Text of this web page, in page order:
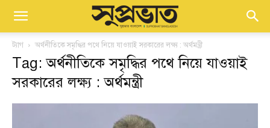
ট্যাগ অর্থনীতিকে সমৃদ্ধির পথে নিয়ে যাওয়াই সরকারের লক্ষ্য : অর্থমন্ত্রী
Tag: অর্থনীতিকে সমৃদ্ধির পথে নিয়ে যাওয়াই
সরকারের লক্ষ্য : অর্থমন্ত্রী